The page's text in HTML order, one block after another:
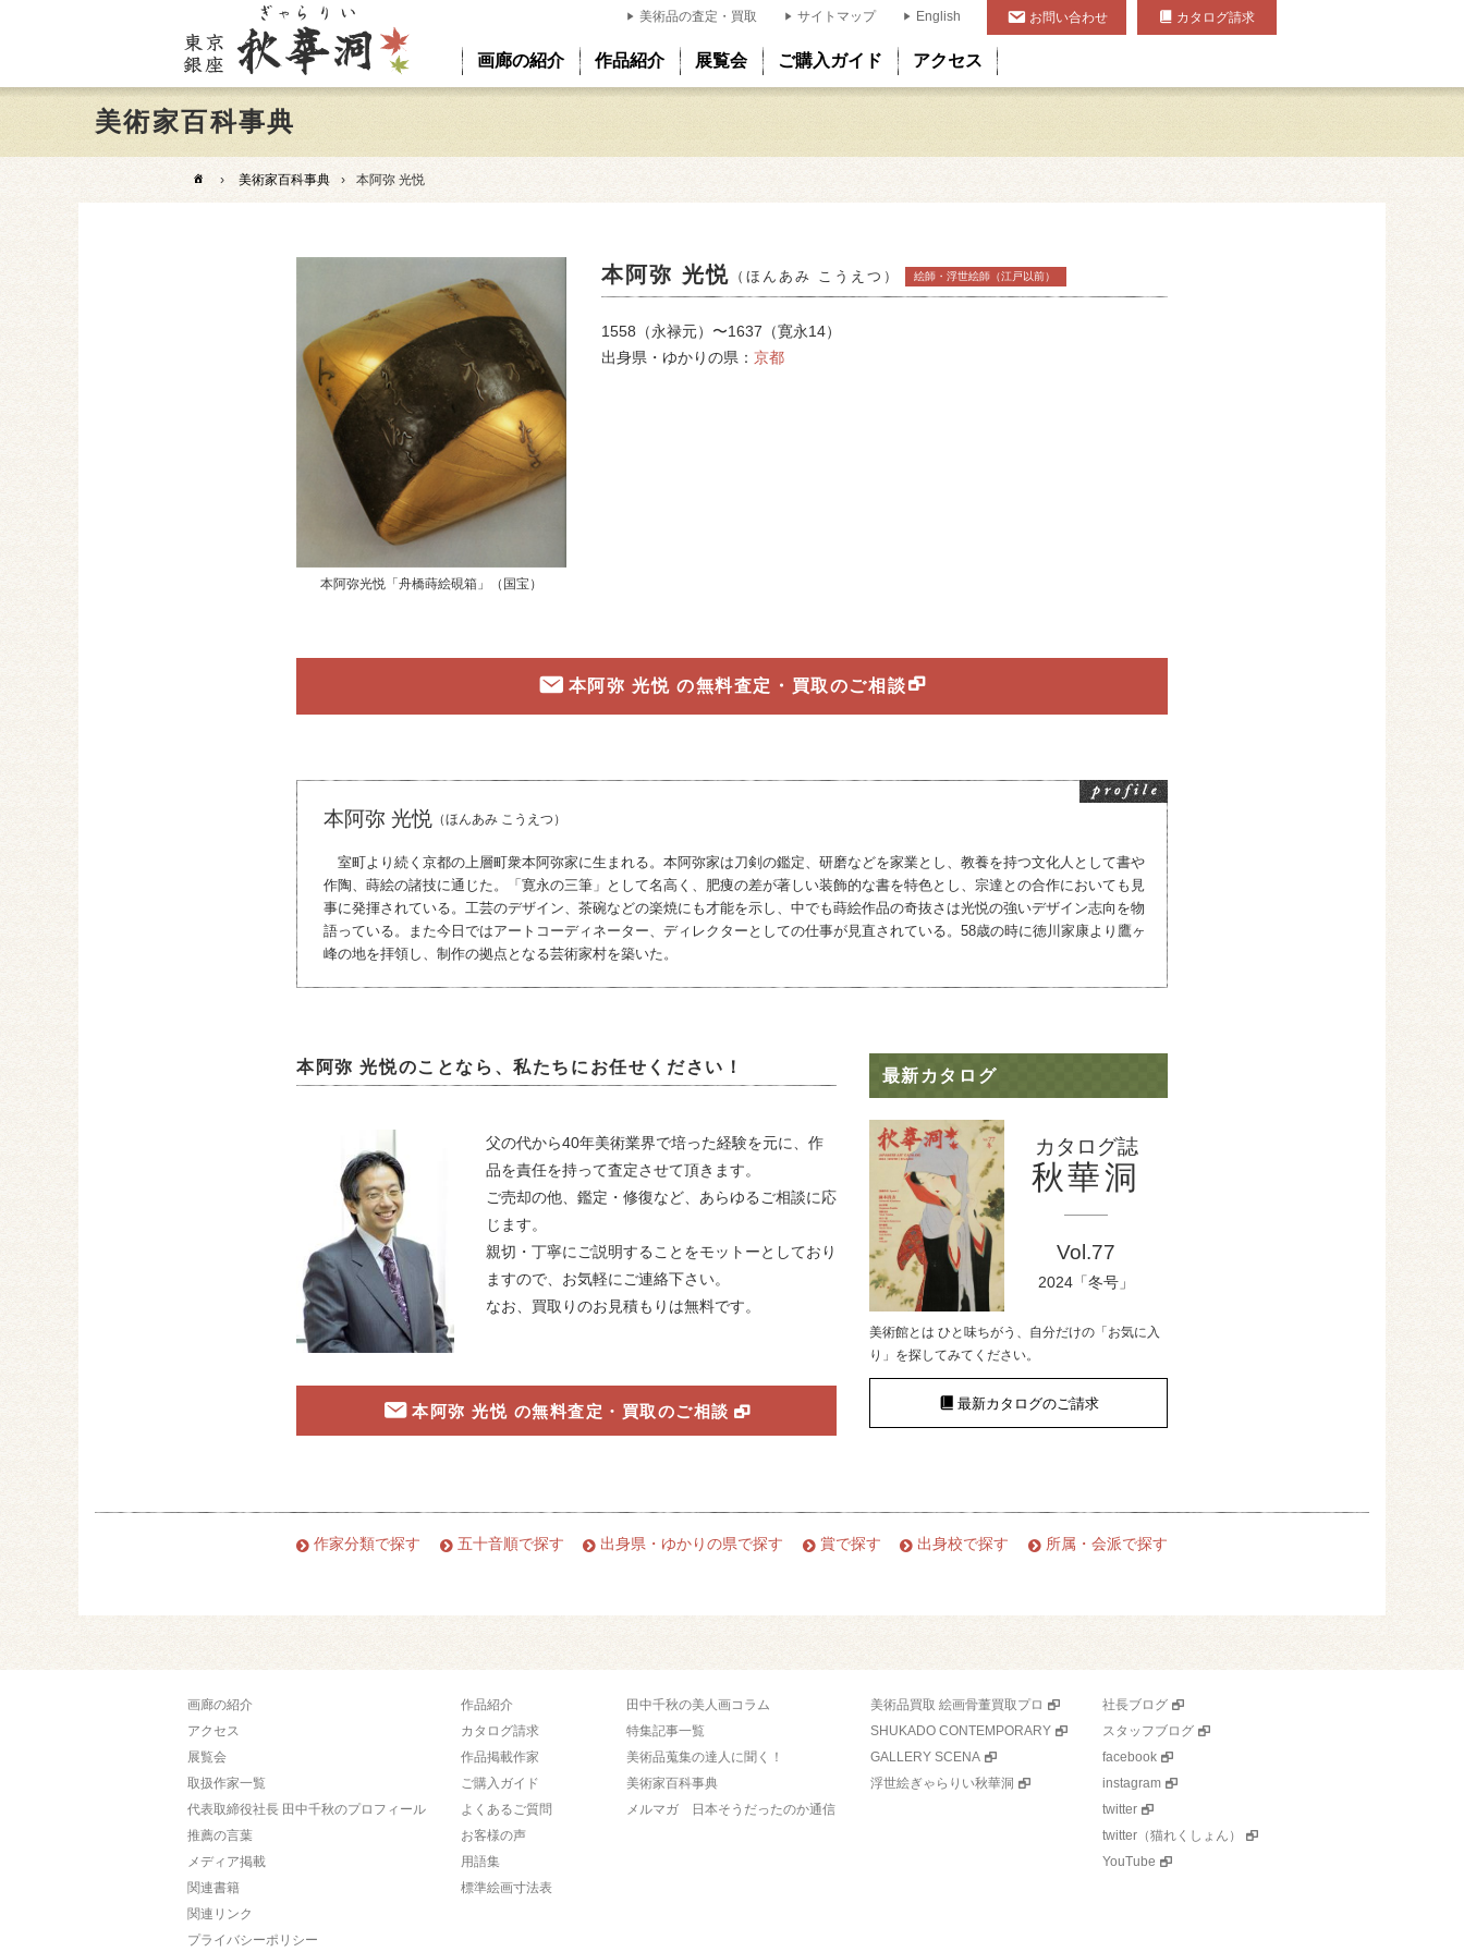
画廊の紹介 作品紹介 展覧会 ご購入ガイド アクセス
美術品の査定・買取 サイトマップ English お問い合わせ カタログ請求
美術家百科事典
› 美術家百科事典 › 本阿弥 光悦
本阿弥光悦「舟橋蒔絵硯箱」（国宝）
本阿弥 光悦 （ほんあみ こうえつ） 絵師・浮世絵師（江戸以前）
1558（永禄元）〜1637（寛永14）
出身県・ゆかりの県： 京都
本阿弥 光悦 の無料査定・買取のご相談
本阿弥 光悦 （ほんあみ こうえつ）
室町より続く京都の上層町衆本阿弥家に生まれる。本阿弥家は刀剣の鑑定、研磨などを家業とし、教養を持つ文化人として書や
作陶、蒔絵の諸技に通じた。「寛永の三筆」として名高く、肥痩の差が著しい装飾的な書を特色とし、宗達との合作においても見
事に発揮されている。工芸のデザイン、茶碗などの楽焼にも才能を示し、中でも蒔絵作品の奇抜さは光悦の強いデザイン志向を物
語っている。また今日ではアートコーディネーター、ディレクターとしての仕事が見直されている。58歳の時に徳川家康より鷹ヶ
峰の地を拝領し、制作の拠点となる芸術家村を築いた。
本阿弥 光悦のことなら、私たちにお任せください！
父の代から40年美術業界で培った経験を元に、 作
品を責任を持って査定させて頂きます。
ご売却の他、鑑定・修復など、あらゆるご相談に応
じます。
親切・丁寧にご説明することをモットーとしており
ますので、お気軽にご連絡下さい。
なお、買取りのお見積もりは無料です。
本阿弥 光悦 の無料査定・買取のご相談
最新カタログ
カタログ誌
秋華洞
Vol.77
2024「冬号」
美術館とは ひと味ちがう、自分だけの「お気に入
り」を探してみてください。
最新カタログのご請求
作家分類で探す 五十音順で探す 出身県・ゆかりの県で探す 賞で探す 出身校で探す 所属・会派で探す
画廊の紹介
アクセス
展覧会
取扱作家一覧
代表取締役社長 田中千秋のプロフィール
推薦の言葉
メディア掲載
関連書籍
関連リンク
プライバシーポリシー
作品紹介
カタログ請求
作品掲載作家
ご購入ガイド
よくあるご質問
お客様の声
用語集
標準絵画寸法表
田中千秋の美人画コラム
特集記事一覧
美術品蒐集の達人に聞く！
美術家百科事典
メルマガ 日本そうだったのか通信
美術品買取 絵画骨董買取プロ
SHUKADO CONTEMPORARY
GALLERY SCENA
浮世絵ぎゃらりい秋華洞
社長ブログ
スタッフブログ
facebook
instagram
twitter
twitter（猫れくしょん）
YouTube